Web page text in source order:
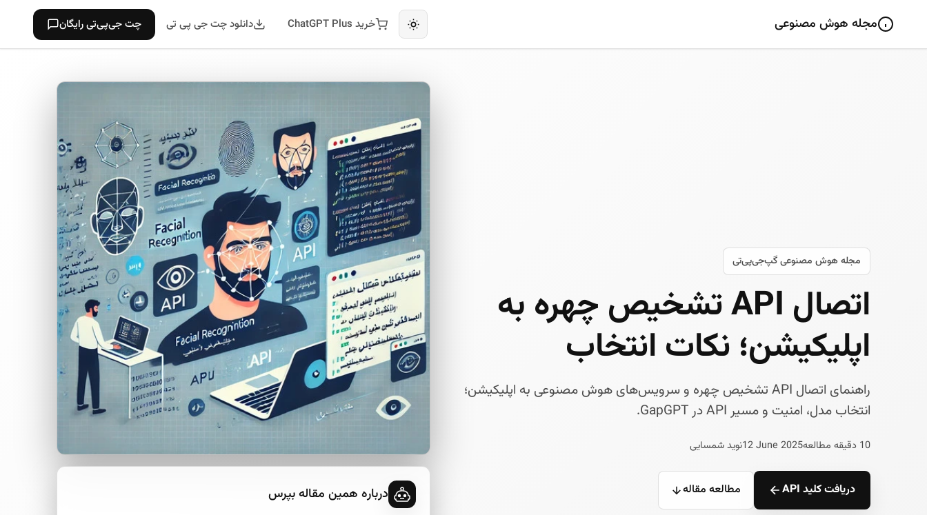
مجله هوش مصنوعی خرید ChatGPT Plus دانلود چت جی پی تی چت جی‌پی‌تی رایگان
مجله هوش مصنوعی گپ‌جی‌پی‌تی
اتصال API تشخیص چهره به
اپلیکیشن؛ نکات انتخاب
راهنمای اتصال API تشخیص چهره و سرویس‌های هوش مصنوعی به اپلیکیشن؛
انتخاب مدل، امنیت و مسیر API در GapGPT.
10 دقیقه مطالعه 12 June 2025نوید شمسایی
دریافت کلید API مطالعه مقاله درباره همین مقاله بپرس